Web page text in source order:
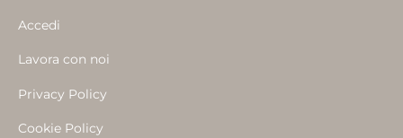
Accedi
Lavora con noi
Privacy Policy
Cookie Policy